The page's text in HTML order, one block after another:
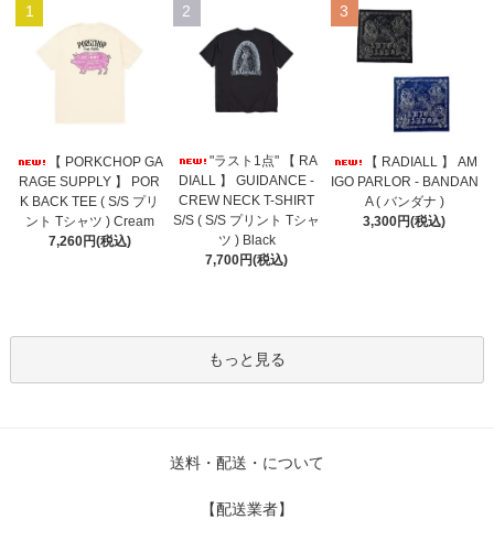
1
【 PORKCHOP GA
RAGE SUPPLY 】 POR
K BACK TEE ( S/S プリ
ント Tシャツ ) Cream
7,260円(税込)
2
"ラスト1点" 【 RA
DIALL 】 GUIDANCE -
CREW NECK T-SHIRT
S/S ( S/S プリント Tシャ
ツ ) Black
7,700円(税込)
3
【 RADIALL 】 AM
IGO PARLOR - BANDAN
A ( バンダナ )
3,300円(税込)
もっと見る
送料・配送・について
【配送業者】